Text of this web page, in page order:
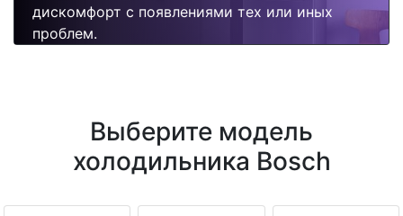
дискомфорт с появлениями тех или иных
проблем.
Выберите модель
холодильника Bosch